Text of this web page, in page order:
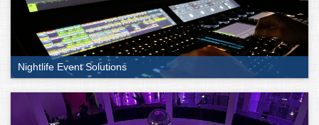
Nightlife Event Solutions